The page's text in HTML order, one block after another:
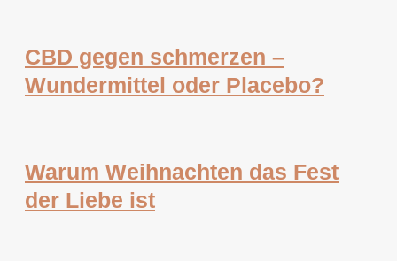
CBD gegen schmerzen –
Wundermittel oder Placebo?
Warum Weihnachten das Fest
der Liebe ist